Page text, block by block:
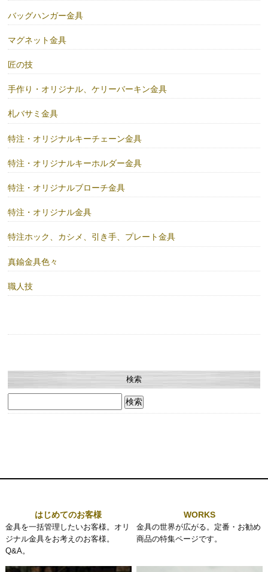
バッグハンガー金具
マグネット金具
匠の技
手作り・オリジナル、ケリーバーキン金具
札バサミ金具
特注・オリジナルキーチェーン金具
特注・オリジナルキーホルダー金具
特注・オリジナルブローチ金具
特注・オリジナル金具
特注ホック、カシメ、引き手、プレート金具
真鍮金具色々
職人技
検索
索:
はじめてのお客様
金具を一括管理したいお客様。オリ
ジナル金具をお考えのお客様。
Q&A。
WORKS
金具の世界が広がる。定番・お勧め
商品の特集ページです。